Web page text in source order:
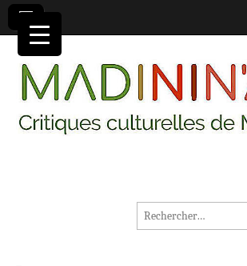
MADININ'ART
Rechercher :